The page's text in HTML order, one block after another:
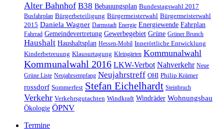
Alter Bahnhof B38 Bebauungsplan Bundestagswahl 2017
Busfahrplan Bürgerbeteiligung Bürgermeisterwahl Bürgermeisterwahl
2015 Daniela Wagner Darmstadt Energie Energiewende Fahrplan
Fahrrad Gemeindevertretung Gewerbegebiet Grüne Grüner Brunch
Haushalt Haushaltsplan Hessen-Mobil Innerörtliche Entwicklung
Kinderbetreuung Klausurtagung Kleingärten Kommunalwahl
Kommunalwahl 2016 LKW-Verbot Nahverkehr Neue
Grüne Liste Neujahrsempfang Neujahrstreff OHI Philip Krämer
rossdorf Sommerfest Stefan Eichelhardt Steinbruch
Verkehr Verkehrsgutachten Windkraft Windräder Wohnungsbau
Ökologie ÖPNV
Termine